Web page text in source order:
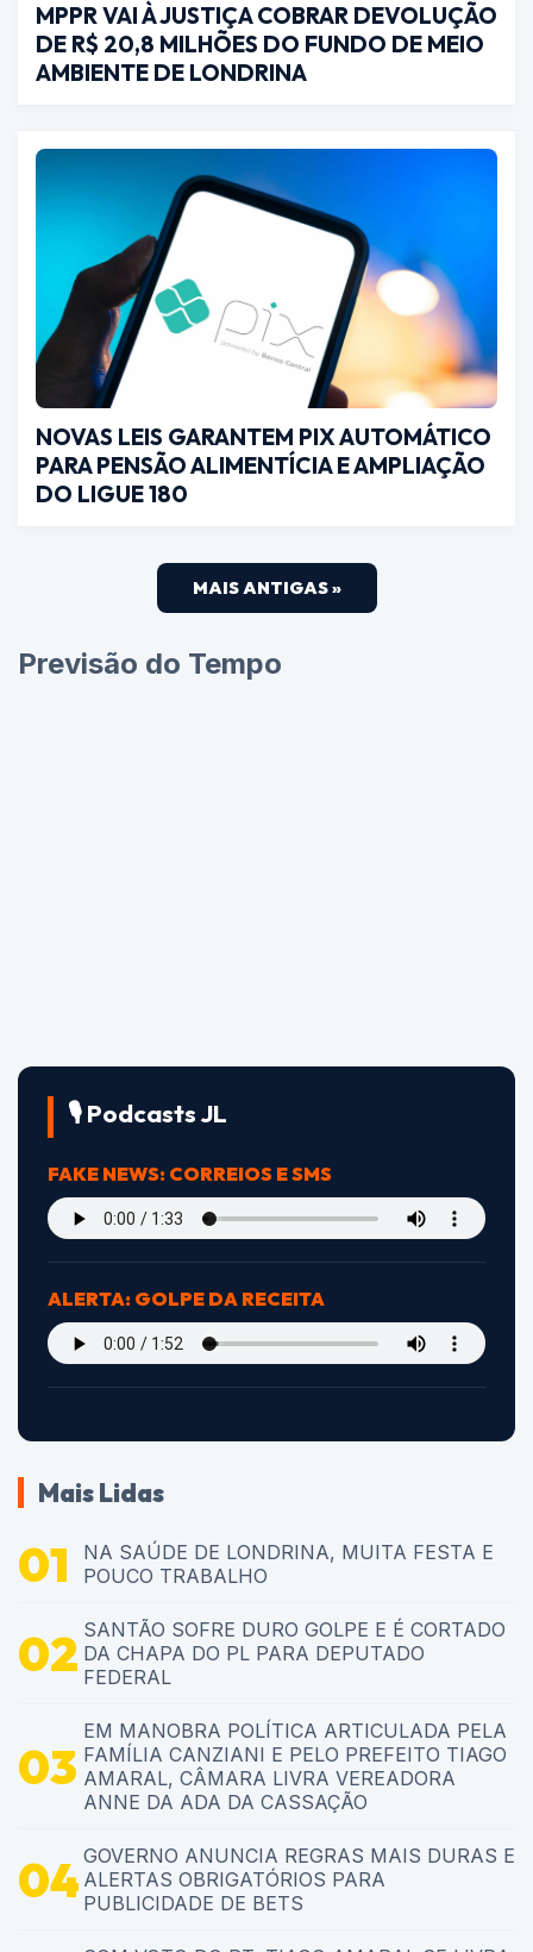
MPPR VAI À JUSTIÇA COBRAR DEVOLUÇÃO
DE R$ 20,8 MILHÕES DO FUNDO DE MEIO
AMBIENTE DE LONDRINA
NOVAS LEIS GARANTEM PIX AUTOMÁTICO
PARA PENSÃO ALIMENTÍCIA E AMPLIAÇÃO
DO LIGUE 180
MAIS ANTIGAS »
Previsão do Tempo
🎙️ Podcasts JL
FAKE NEWS: CORREIOS E SMS
ALERTA: GOLPE DA RECEITA
Mais Lidas
NA SAÚDE DE LONDRINA, MUITA FESTA E
POUCO TRABALHO
SANTÃO SOFRE DURO GOLPE E É CORTADO
DA CHAPA DO PL PARA DEPUTADO
FEDERAL
EM MANOBRA POLÍTICA ARTICULADA PELA
FAMÍLIA CANZIANI E PELO PREFEITO TIAGO
AMARAL, CÂMARA LIVRA VEREADORA
ANNE DA ADA DA CASSAÇÃO
GOVERNO ANUNCIA REGRAS MAIS DURAS E
ALERTAS OBRIGATÓRIOS PARA
PUBLICIDADE DE BETS